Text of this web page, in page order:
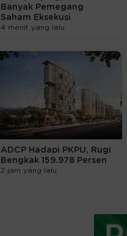
Banyak Pemegang
Saham Eksekusi
4 menit yang lalu
ADCP Hadapi PKPU, Rugi
Bengkak 159.978 Persen
2 jam yang lalu